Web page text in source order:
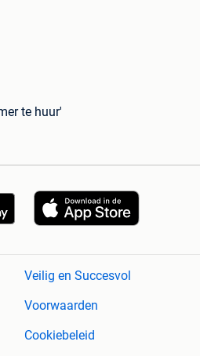
te huur'
Veilig en Succesvol
Voorwaarden
Cookiebeleid